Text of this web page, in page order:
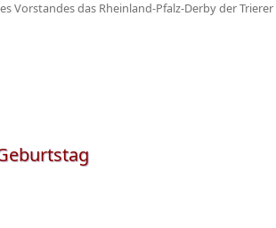
Vorstandes das Rheinland-Pfalz-Derby der